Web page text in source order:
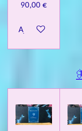
90,00 €
Ajouter au panier